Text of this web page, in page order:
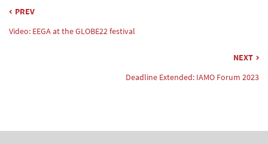
PREV
Video: EEGA at the GLOBE22 festival
NEXT
Deadline Extended: IAMO Forum 2023